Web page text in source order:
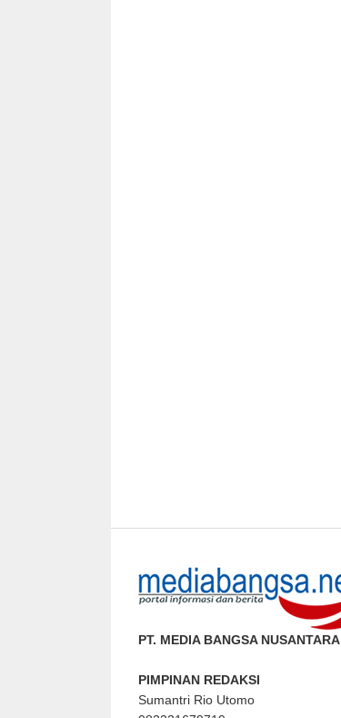
PT. MEDIA BANGSA NUSANTARA
PIMPINAN REDAKSI
Sumantri Rio Utomo